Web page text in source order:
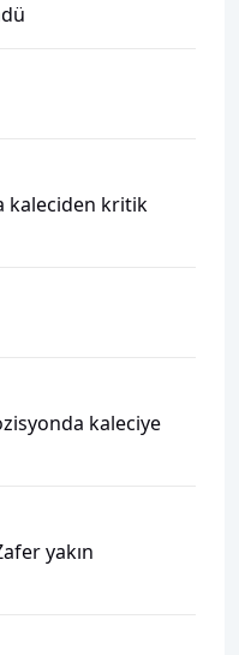
kaleciden kritik
kaleciye
yakın